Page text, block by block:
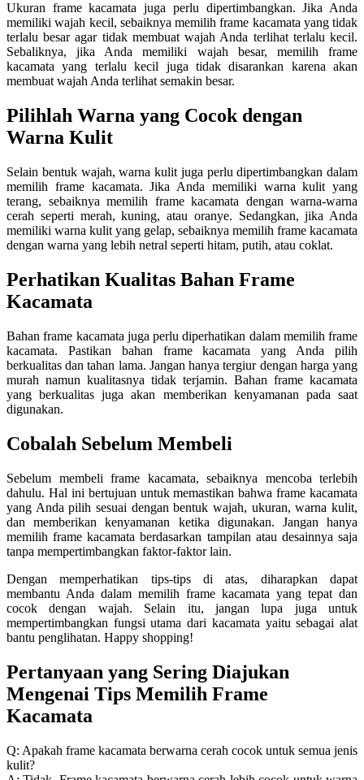
Ukuran frame kacamata juga perlu dipertimbangkan. Jika Anda
memiliki wajah kecil, sebaiknya memilih frame kacamata yang tidak
terlalu besar agar tidak membuat wajah Anda terlihat terlalu kecil.
Sebaliknya, jika Anda memiliki wajah besar, memilih frame
kacamata yang terlalu kecil juga tidak disarankan karena akan
membuat wajah Anda terlihat semakin besar.
Pilihlah Warna yang Cocok dengan
Warna Kulit
Selain bentuk wajah, warna kulit juga perlu dipertimbangkan dalam
memilih frame kacamata. Jika Anda memiliki warna kulit yang
terang, sebaiknya memilih frame kacamata dengan warna-warna
cerah seperti merah, kuning, atau oranye. Sedangkan, jika Anda
memiliki warna kulit yang gelap, sebaiknya memilih frame kacamata
dengan warna yang lebih netral seperti hitam, putih, atau coklat.
Perhatikan Kualitas Bahan Frame
Kacamata
Bahan frame kacamata juga perlu diperhatikan dalam memilih frame
kacamata. Pastikan bahan frame kacamata yang Anda pilih
berkualitas dan tahan lama. Jangan hanya tergiur dengan harga yang
murah namun kualitasnya tidak terjamin. Bahan frame kacamata
yang berkualitas juga akan memberikan kenyamanan pada saat
digunakan.
Cobalah Sebelum Membeli
Sebelum membeli frame kacamata, sebaiknya mencoba terlebih
dahulu. Hal ini bertujuan untuk memastikan bahwa frame kacamata
yang Anda pilih sesuai dengan bentuk wajah, ukuran, warna kulit,
dan memberikan kenyamanan ketika digunakan. Jangan hanya
memilih frame kacamata berdasarkan tampilan atau desainnya saja
tanpa mempertimbangkan faktor-faktor lain.
Dengan memperhatikan tips-tips di atas, diharapkan dapat
membantu Anda dalam memilih frame kacamata yang tepat dan
cocok dengan wajah. Selain itu, jangan lupa juga untuk
mempertimbangkan fungsi utama dari kacamata yaitu sebagai alat
bantu penglihatan. Happy shopping!
Pertanyaan yang Sering Diajukan
Mengenai Tips Memilih Frame
Kacamata
Q: Apakah frame kacamata berwarna cerah cocok untuk semua jenis
kulit?